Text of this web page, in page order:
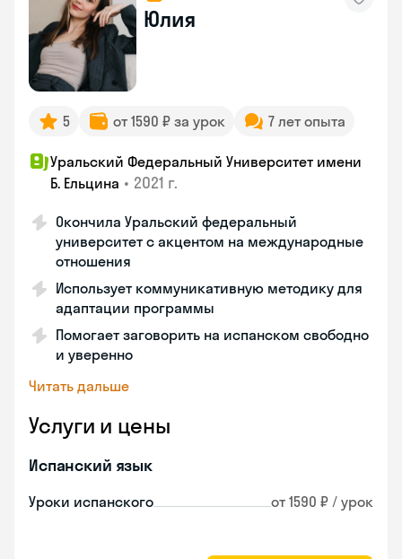
Юлия
5 от 1590 ₽ за урок 7 лет опыта
Уральский Федеральный Университет имени
Б. Ельцина • 2021 г.
Окончила Уральский федеральный
университет с акцентом на международные
отношения
Использует коммуникативную методику для
адаптации программы
Помогает заговорить на испанском свободно
и уверенно
Читать дальше
Услуги и цены
Испанский язык
Уроки испанского от 1590 ₽ / урок